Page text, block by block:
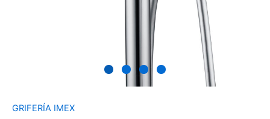
GRIFERÍA IMEX